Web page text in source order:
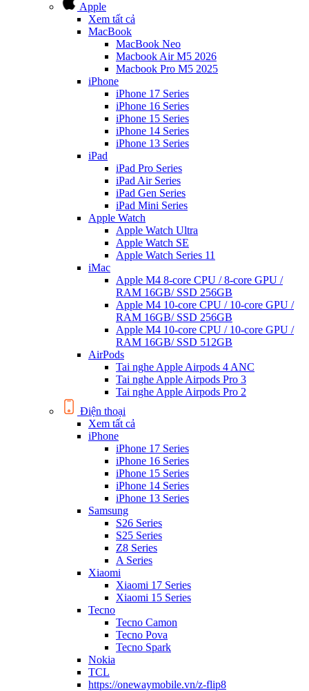
Apple
Xem tất cả
MacBook
MacBook Neo
Macbook Air M5 2026
Macbook Pro M5 2025
iPhone
iPhone 17 Series
iPhone 16 Series
iPhone 15 Series
iPhone 14 Series
iPhone 13 Series
iPad
iPad Pro Series
iPad Air Series
iPad Gen Series
iPad Mini Series
Apple Watch
Apple Watch Ultra
Apple Watch SE
Apple Watch Series 11
iMac
Apple M4 8-core CPU / 8-core GPU /
RAM 16GB/ SSD 256GB
Apple M4 10-core CPU / 10-core GPU /
RAM 16GB/ SSD 256GB
Apple M4 10-core CPU / 10-core GPU /
RAM 16GB/ SSD 512GB
AirPods
Tai nghe Apple Airpods 4 ANC
Tai nghe Apple Airpods Pro 3
Tai nghe Apple Airpods Pro 2
Điện thoại
Xem tất cả
iPhone
iPhone 17 Series
iPhone 16 Series
iPhone 15 Series
iPhone 14 Series
iPhone 13 Series
Samsung
S26 Series
S25 Series
Z8 Series
A Series
Xiaomi
Xiaomi 17 Series
Xiaomi 15 Series
Tecno
Tecno Camon
Tecno Pova
Tecno Spark
Nokia
TCL
https://onewaymobile.vn/z-flip8